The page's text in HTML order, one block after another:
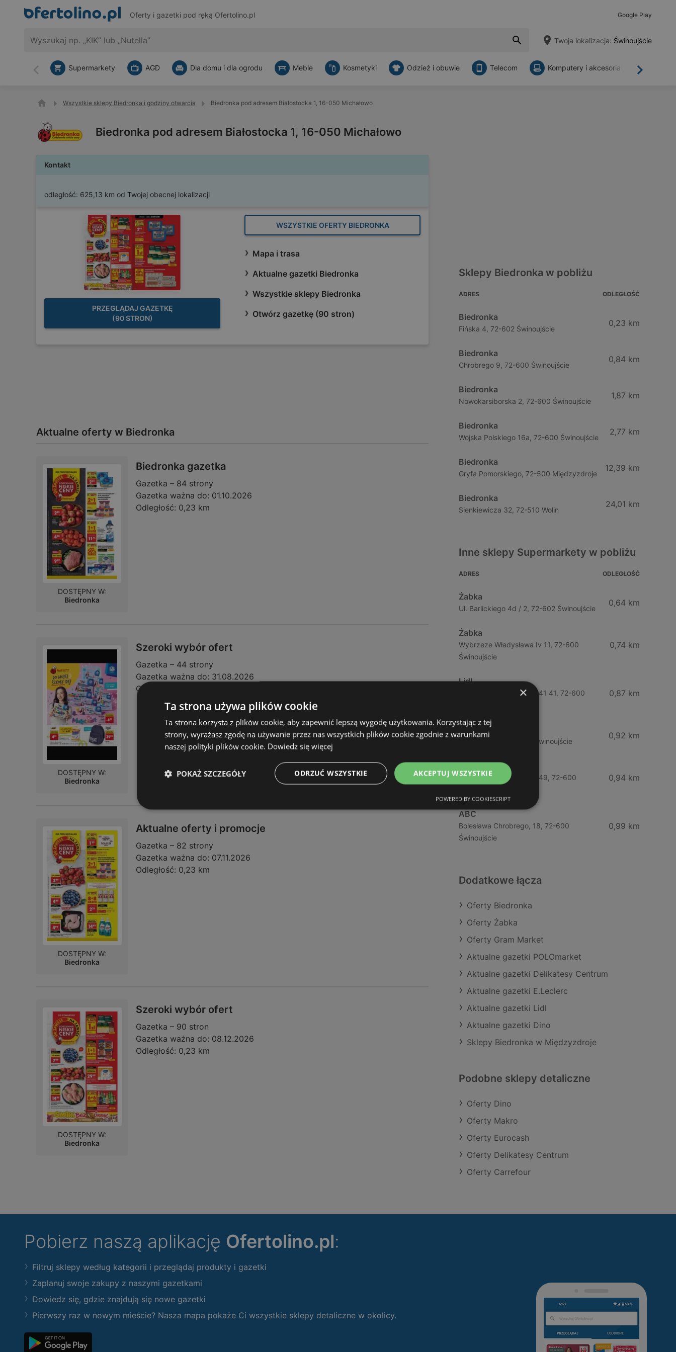
Oferty i gazetki pod ręką Ofertolino.pl Google Play
Twoja lokalizacja: Świnoujście
Wstecz Dalej
Supermarkety AGD Dla domu i dla ogrodu Meble Kosmetyki Odzież i obuwie Telecom Komputery i akcesoria
Wszystkie sklepy Biedronka i godziny otwarcia Biedronka pod adresem Białostocka 1, 16-050 Michałowo
Biedronka pod adresem Białostocka 1, 16-050 Michałowo
Kontakt
odległość: 625,13 km od Twojej obecnej lokalizacji
PRZEGLĄDAJ GAZETKĘ
(90 STRON)
WSZYSTKIE OFERTY BIEDRONKA
Mapa i trasa
Aktualne gazetki Biedronka
Wszystkie sklepy Biedronka
Otwórz gazetkę (90 stron)
Aktualne oferty w Biedronka
Biedronka gazetka
Gazetka – 84 strony
Gazetka ważna do: 01.10.2026
Odległość: 0,23 km
DOSTĘPNY W:
Biedronka
Szeroki wybór ofert
Gazetka – 44 strony
Gazetka ważna do: 31.08.2026
Odległość:
DOSTĘPNY W:
Biedronka
Aktualne oferty i promocje
Gazetka – 82 strony
Gazetka ważna do: 07.11.2026
Odległość: 0,23 km
DOSTĘPNY W:
Biedronka
Szeroki wybór ofert
Gazetka – 90 stron
Gazetka ważna do: 08.12.2026
Odległość: 0,23 km
DOSTĘPNY W:
Biedronka
Sklepy Biedronka w pobliżu
ADRES ODLEGŁOŚĆ
Biedronka
Fińska 4, 72-602 Świnoujście
0,23 km
Biedronka
Chrobrego 9, 72-600 Świnoujście
0,84 km
Biedronka
Nowokarsiborska 2, 72-600 Świnoujście
1,87 km
Biedronka
Wojska Polskiego 16a, 72-600 Świnoujście
2,77 km
Biedronka
Gryfa Pomorskiego, 72-500 Międzyzdroje
12,39 km
Biedronka
Sienkiewicza 32, 72-510 Wolin
24,01 km
Inne sklepy Supermarkety w pobliżu
ADRES ODLEGŁOŚĆ
Żabka
Ul. Barlickiego 4d / 2, 72-602 Świnoujście
0,64 km
Żabka
Wybrzeze Władysława Iv 11, 72-600
Świnoujście
0,74 km
Lidl
Ul. Bohaterów Września 41 41, 72-600
0,87 km
ABC
Barlickiego, 4, 72-600 Świnoujście
0,92 km
Żabka
Ul. Bohaterów Września 49, 72-600
0,94 km
ABC
Bolesława Chrobrego, 18, 72-600
Świnoujście
0,99 km
Dodatkowe łącza
Oferty Biedronka
Oferty Żabka
Oferty Gram Market
Aktualne gazetki POLOmarket
Aktualne gazetki Delikatesy Centrum
Aktualne gazetki E.Leclerc
Aktualne gazetki Lidl
Aktualne gazetki Dino
Sklepy Biedronka w Międzyzdroje
Podobne sklepy detaliczne
Oferty Dino
Oferty Makro
Oferty Eurocash
Oferty Delikatesy Centrum
Oferty Carrefour
Pobierz naszą aplikację Ofertolino.pl:
Filtruj sklepy według kategorii i przeglądaj produkty i gazetki
Zaplanuj swoje zakupy z naszymi gazetkami
Dowiedz się, gdzie znajdują się nowe gazetki
Pierwszy raz w nowym mieście? Nasza mapa pokaże Ci wszystkie sklepy detaliczne w okolicy.
×
Ta strona używa plików cookie
Ta strona korzysta z plików cookie, aby zapewnić lepszą wygodę użytkowania. Korzystając z tej
strony, wyrażasz zgodę na używanie przez nas wszystkich plików cookie zgodnie z warunkami
naszej polityki plików cookie. Dowiedz się więcej
AKCEPTUJ WSZYSTKIE
ODRZUĆ WSZYSTKIE
POKAŻ SZCZEGÓŁY
POWERED BY COOKIESCRIPT